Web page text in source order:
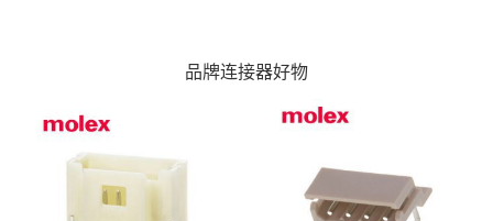
品牌连接器好物